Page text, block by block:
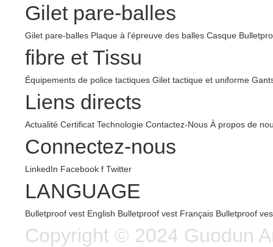
Gilet pare-balles
Gilet pare-balles Plaque à l'épreuve des balles Casque
fibre et Tissu
Équipements de police tactiques Gilet tactique et uniforme
Liens directs
Actualité Certificat Technologie Contactez-Nous À propos de
Connectez-nous
LinkedIn Facebook f Twitter
LANGUAGE
Bulletproof vest English Bulletproof vest Français Bulletproof
Copyright © 2024 Guodun